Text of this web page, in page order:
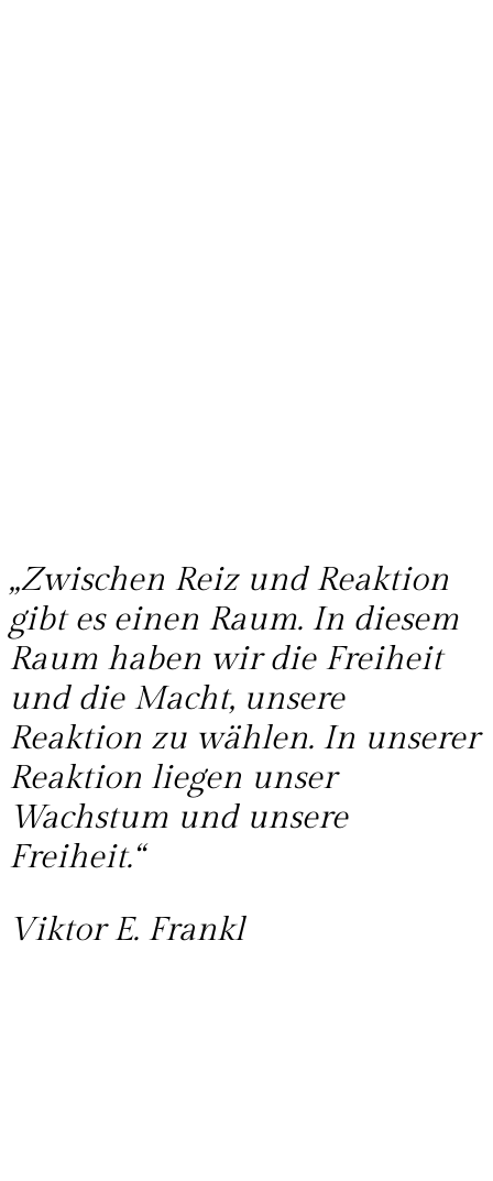
„Zwischen Reiz und Reaktion
gibt es einen Raum. In diesem
Raum haben wir die Freiheit
und die Macht, unsere
Reaktion zu wählen. In unserer
Reaktion liegen unser
Wachstum und unsere
Freiheit.“
Viktor E. Frankl